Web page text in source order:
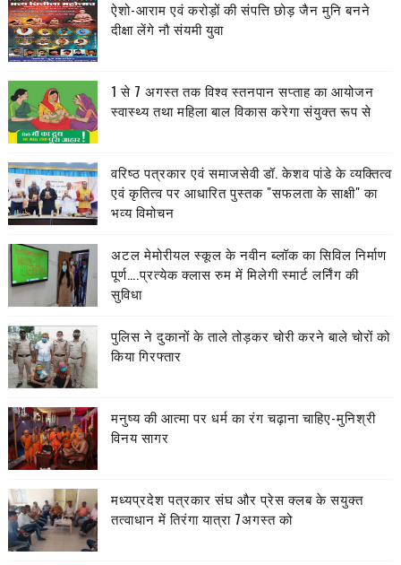
ऐशो-आराम एवं करोड़ों की संपत्ति छोड़ जैन मुनि बनने
दीक्षा लेंगे नौ संयमी युवा
1 से 7 अगस्त तक विश्व स्तनपान सप्ताह का आयोजन
स्वास्थ्य तथा महिला बाल विकास करेगा संयुक्त रूप से
वरिष्ठ पत्रकार एवं समाजसेवी डॉ. केशव पांडे के व्यक्तित्व
एवं कृतित्व पर आधारित पुस्तक "सफलता के साक्षी" का
भव्य विमोचन
अटल मेमोरीयल स्कूल के नवीन ब्लॉक का सिविल निर्माण
पूर्ण….प्रत्येक क्लास रुम में मिलेगी स्मार्ट लर्निंग की
सुविधा
पुलिस ने दुकानों के ताले तोड़कर चोरी करने बाले चोरों को
किया गिरफ्तार
मनुष्य की आत्मा पर धर्म का रंग चढ़ाना चाहिए-मुनिश्री
विनय सागर
मध्यप्रदेश पत्रकार संघ और प्रेस क्लब के सयुक्त
तत्वाधान में तिरंगा यात्रा 7अगस्त को